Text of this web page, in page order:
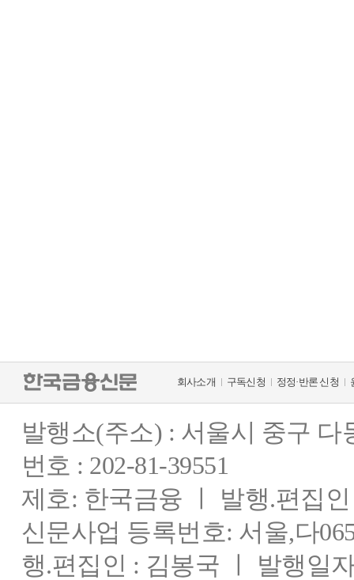
회사소개 구독신청 정정·반론 신청
발행소(주소) : 서울시 중구
번호 : 202-81-39551
제호: 한국금융 ㅣ 발행.편집
신문사업 등록번호: 서울,다
행.편집인 : 김봉국 ㅣ 발행일